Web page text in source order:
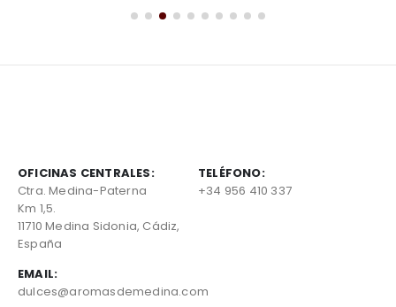
OFICINAS CENTRALES:
Ctra. Medina-Paterna
Km 1,5.
11710 Medina Sidonia, Cádiz,
España
TELÉFONO:
+34 956 410 337
EMAIL:
dulces@aromasdemedina.com